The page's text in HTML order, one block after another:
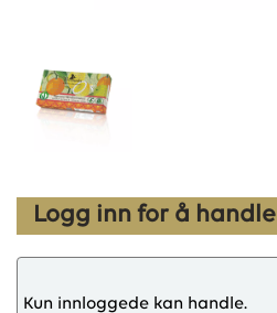
Logg inn for å handle
Kun innloggede kan handle.